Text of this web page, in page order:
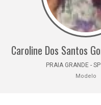
Caroline Dos Santos
PRAIA GRANDE -
Modelo